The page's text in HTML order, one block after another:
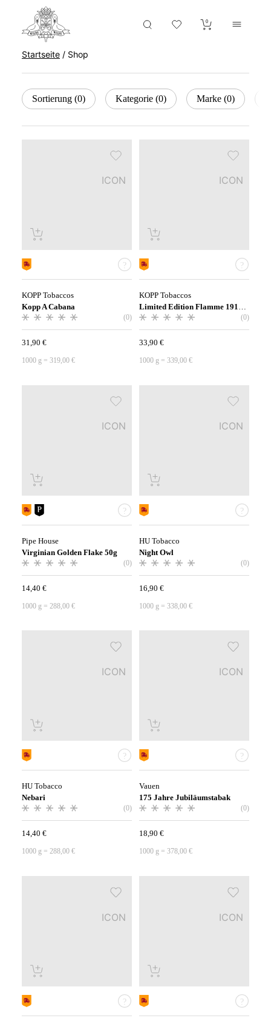
0
Startseite / Shop
Sortierung 0 Kategorie 0 Marke 0
ICON
KOPP Tobaccos
Kopp A Cabana
(0)
31,90 €
1000 g = 319,00 €
ICON
KOPP Tobaccos
(0)
33,90 €
1000 g = 339,00 €
ICON
Pipe House
Virginian Golden Flake 50g
(0)
14,40 €
1000 g = 288,00 €
ICON
HU Tobacco
Night Owl
(0)
16,90 €
1000 g = 338,00 €
ICON
HU Tobacco
Nebari
(0)
14,40 €
1000 g = 288,00 €
ICON
Vauen
175 Jahre Jubiläumstabak
(0)
18,90 €
1000 g = 378,00 €
ICON ICON